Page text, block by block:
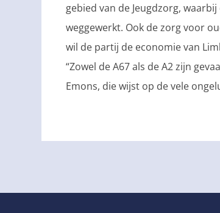
gebied van de Jeugdzorg,
weggewerkt. Ook de zorg voor
wil de partij de economie van
“Zowel de A67 als de A2 zijn
Emons, die wijst op de vele